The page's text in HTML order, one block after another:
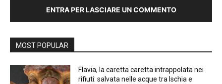
ENTRA PER LASCIARE UN COMMENTO
MOST POPULAR
Flavia, la caretta caretta intrappolata nei
rifiuti: salvata nelle acque tra Ischia e